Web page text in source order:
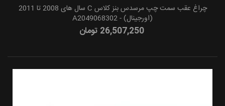
چراغ عقب سمت چپ مرسدس بنز کلاس C سال های 2008 تا 2011
(اورجینال) - A2049068302
26,507,250 تومان